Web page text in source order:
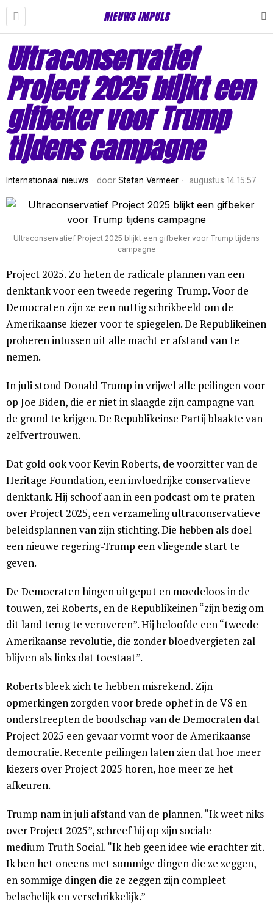
NIEUWS IMPULS
Ultraconservatief
Project 2025 blijkt een
gifbeker voor Trump
tijdens campagne
Internationaal nieuws door Stefan Vermeer augustus 14 15:57
Ultraconservatief Project 2025 blijkt een gifbeker voor Trump tijdens
campagne
Project 2025. Zo heten de radicale plannen van een
denktank voor een tweede regering-Trump. Voor de
Democraten zijn ze een nuttig schrikbeeld om de
Amerikaanse kiezer voor te spiegelen. De Republikeinen
proberen intussen uit alle macht er afstand van te
nemen.
In juli stond Donald Trump in vrijwel alle peilingen voor
op Joe Biden, die er niet in slaagde zijn campagne van
de grond te krijgen. De Republikeinse Partij blaakte van
zelfvertrouwen.
Dat gold ook voor Kevin Roberts, de voorzitter van de
Heritage Foundation, een invloedrijke conservatieve
denktank. Hij schoof aan in een podcast om te praten
over Project 2025, een verzameling ultraconservatieve
beleidsplannen van zijn stichting. Die hebben als doel
een nieuwe regering-Trump een vliegende start te
geven.
De Democraten hingen uitgeput en moedeloos in de
touwen, zei Roberts, en de Republikeinen “zijn bezig om
dit land terug te veroveren”. Hij beloofde een “tweede
Amerikaanse revolutie, die zonder bloedvergieten zal
blijven als links dat toestaat”.
Roberts bleek zich te hebben misrekend. Zijn
opmerkingen zorgden voor brede ophef in de VS en
onderstreepten de boodschap van de Democraten dat
Project 2025 een gevaar vormt voor de Amerikaanse
democratie. Recente peilingen laten zien dat hoe meer
kiezers over Project 2025 horen, hoe meer ze het
afkeuren.
Trump nam in juli afstand van de plannen. “Ik weet niks
over Project 2025”, schreef hij op zijn sociale
medium Truth Social. “Ik heb geen idee wie erachter zit.
Ik ben het oneens met sommige dingen die ze zeggen,
en sommige dingen die ze zeggen zijn compleet
belachelijk en verschrikkelijk.”